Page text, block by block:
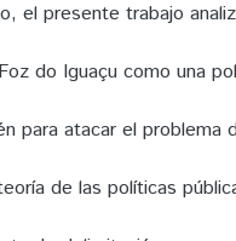
el presente trabajo
do Iguaçu como una
para atacar el problema
de las políticas